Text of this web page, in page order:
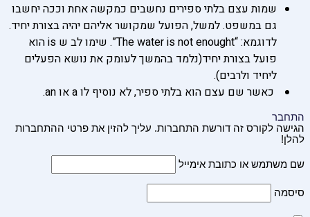
שמות עצם בלתי ספירים נחשבים כמקשה אחת וככה יחשבו
גם במשפט. למשל, הפועל שמקושר אליהם יהיה בצורת יחיד.
לדוגמא:
“The water is not enought”. שימו לב ש is הוא
פועל בצורת יחיד(נלמד בהמשך לעומק את נושא הפעלים
ליחיד ולרבים).
כאשר שם עצם הוא בלתי ספיר, לא נוסיף לו a או an.
התחבר
הגישה לקורס זה דורשת התחברות. עליך להזין את פרטי ההתחברות
להלן!
שם משתמש או כתובת אימייל
סיסמה